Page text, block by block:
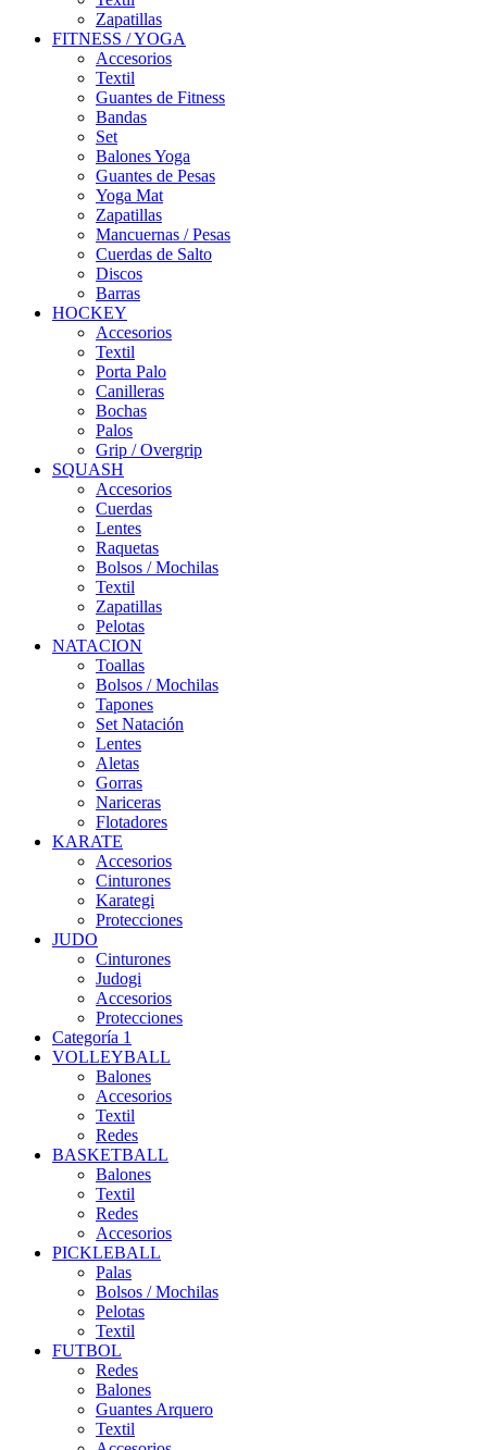
Zapatillas
FITNESS / YOGA
Accesorios
Textil
Guantes de Fitness
Bandas
Set
Balones Yoga
Guantes de Pesas
Yoga Mat
Zapatillas
Mancuernas / Pesas
Cuerdas de Salto
Discos
Barras
HOCKEY
Accesorios
Textil
Porta Palo
Canilleras
Bochas
Palos
Grip / Overgrip
SQUASH
Accesorios
Cuerdas
Lentes
Raquetas
Bolsos / Mochilas
Textil
Zapatillas
Pelotas
NATACION
Toallas
Bolsos / Mochilas
Tapones
Set Natación
Lentes
Aletas
Gorras
Nariceras
Flotadores
KARATE
Accesorios
Cinturones
Karategi
Protecciones
JUDO
Cinturones
Judogi
Accesorios
Protecciones
Categoría 1
VOLLEYBALL
Balones
Accesorios
Textil
Redes
BASKETBALL
Balones
Textil
Redes
Accesorios
PICKLEBALL
Palas
Bolsos / Mochilas
Pelotas
Textil
FUTBOL
Redes
Balones
Guantes Arquero
Textil